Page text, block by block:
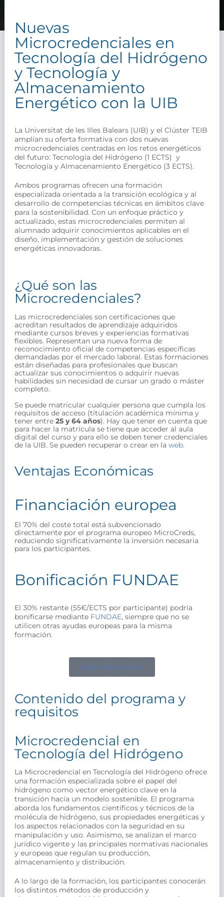
Nuevas
Microcredenciales en
Tecnología del Hidrógeno
y Tecnología y
Almacenamiento
Energético con la UIB
La Universitat de les Illes Balears (UIB) y el Clúster TEIB
amplían su oferta formativa con dos nuevas
microcredenciales centradas en los retos energéticos
del futuro: Tecnología del Hidrógeno (1 ECTS) y
Tecnología y Almacenamiento Energético (3 ECTS).
Ambos programas ofrecen una formación
especializada orientada a la transición ecológica y al
desarrollo de competencias técnicas en ámbitos clave
para la sostenibilidad. Con un enfoque práctico y
actualizado, estas microcredenciales permiten al
alumnado adquirir conocimientos aplicables en el
diseño, implementación y gestión de soluciones
energéticas innovadoras.
¿Qué son las
Microcredenciales?
Las microcredenciales son certificaciones que
acreditan resultados de aprendizaje adquiridos
mediante cursos breves y experiencias formativas
flexibles. Representan una nueva forma de
reconocimiento oficial de competencias específicas
demandadas por el mercado laboral. Estas formaciones
están diseñadas para profesionales que buscan
actualizar sus conocimientos o adquirir nuevas
habilidades sin necesidad de cursar un grado o máster
completo.
Se puede matricular cualquier persona que cumpla los
requisitos de acceso (titulación académica mínima y
tener entre 25 y 64 años). Hay que tener en cuenta que
para hacer la matrícula se tiene que acceder al aula
digital del curso y para ello se deben tener credenciales
de la UIB. Se pueden recuperar o crear en la web.
Ventajas Económicas
Financiación europea
El 70% del coste total está subvencionado
directamente por el programa europeo MicroCreds,
reduciendo significativamente la inversión necesaria
para los participantes.
Bonificación FUNDAE
El 30% restante (55€/ECTS por participante) podría
bonificarse mediante FUNDAE, siempre que no se
utilicen otras ayudas europeas para la misma
formación.
Más información
Contenido del programa y
requisitos
Microcredencial en
Tecnología del Hidrógeno
La Microcredencial en Tecnología del Hidrógeno ofrece
una formación especializada sobre el papel del
hidrógeno como vector energético clave en la
transición hacia un modelo sostenible. El programa
aborda los fundamentos científicos y técnicos de la
molécula de hidrógeno, sus propiedades energéticas y
los aspectos relacionados con la seguridad en su
manipulación y uso. Asimismo, se analizan el marco
jurídico vigente y las principales normativas nacionales
y europeas que regulan su producción,
almacenamiento y distribución.
A lo largo de la formación, los participantes conocerán
los distintos métodos de producción y